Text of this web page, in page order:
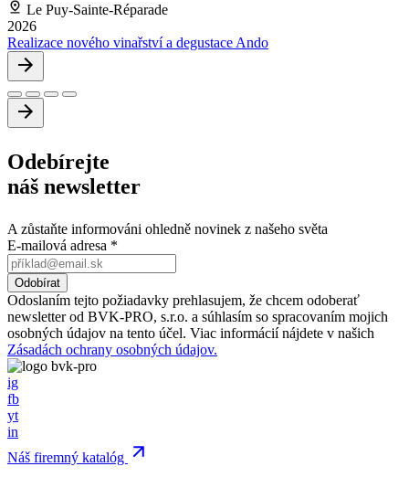
Le Puy-Sainte-Réparade
2026
Realizace nového vinařství a degustace Ando
Odebírejte
náš newsletter
A zůstaňte informováni ohledně novinek z našeho světa
E-mailová adresa *
Odoslaním tejto požiadavky prehlasujem, že chcem odoberať
newsletter od BVK-PRO, s.r.o. a súhlasím so spracovaním mojich
osobných údajov na tento účel. Viac informácií nájdete v našich
Zásadách ochrany osobných údajov.
ig
fb
yt
in
Náš firemný katalóg